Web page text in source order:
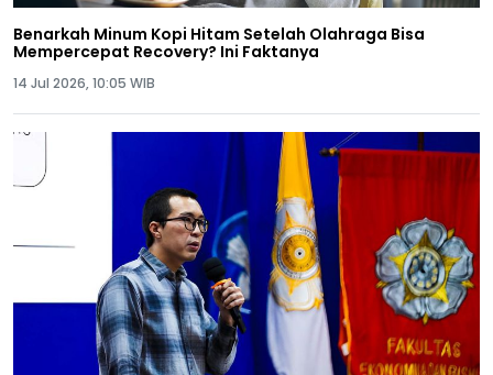
Benarkah Minum Kopi Hitam Setelah Olahraga Bisa
Mempercepat Recovery? Ini Faktanya
14 Jul 2026, 10:05 WIB